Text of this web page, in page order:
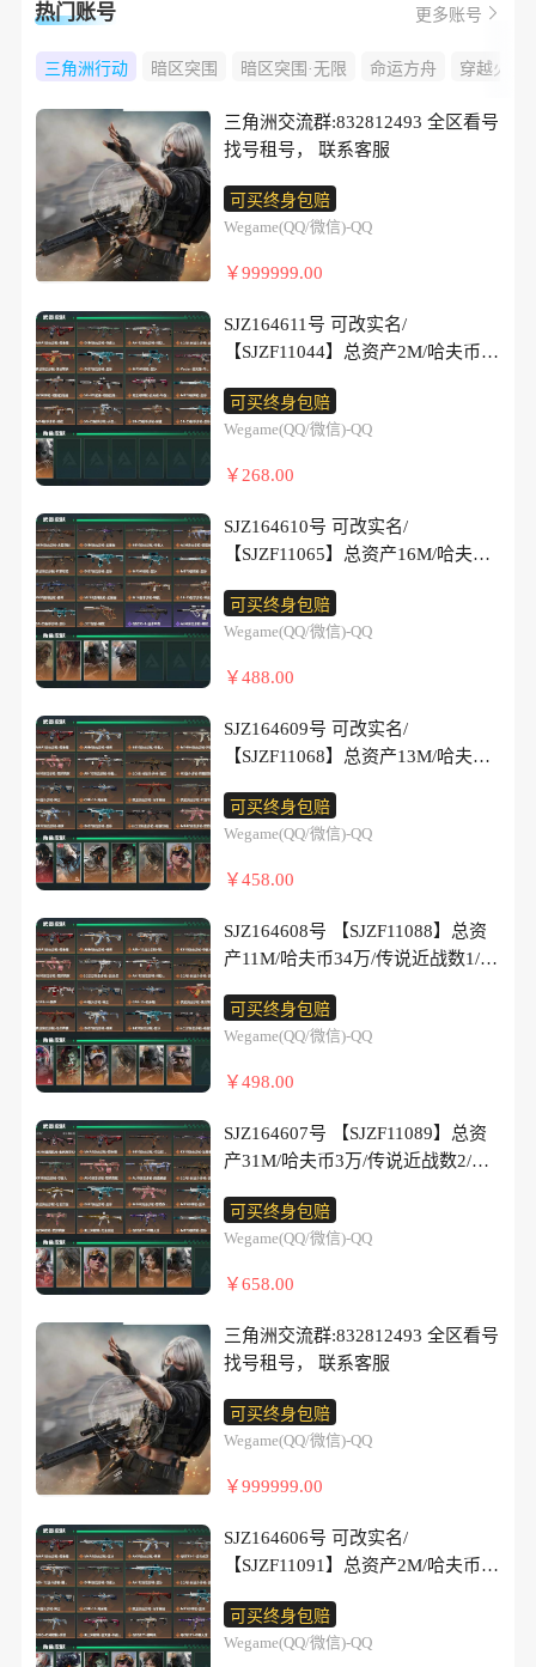
热门账号 更多账号
三角洲行动 暗区突围 暗区突围·无限 命运方舟 穿越火线
三角洲交流群:832812493 全区看号
找号租号， 联系客服
可买终身包赔
Wegame(QQ/微信)-QQ
￥999999.00
SJZ164611号 可改实名/
【SJZF11044】总资产2M/哈夫币2
等级15/行动等级60/安全箱等时效
性道具以游戏内数据为准，详情请
夜人/AK-12突击步枪-特斯拉线
圈/SCAR-H战斗步枪-启航/腾龙突
冰/MP5冲锋枪-墨冰/Vector冲锋枪-
能天使-午夜邮差/UZI冲锋枪-特斯
拉线圈/勇士冲锋枪-能天使-午夜邮
弹枪-墨冰/M14射手步枪-缄花/SR-
25射手步枪-水墨云图/SR-25射手步
枪-缄花/SR-25射手步枪-墨冰/AWM
狙击步枪-捞点薯条/.357左轮-缄
花/93R-捞点薯条/QBZ95-1突击步
枪-曙光/K416突击步枪-竞技
手/SCAR-H战斗步枪-国风/G3战斗
步枪-阿萨拉工艺/AS Val突击步枪-
术竞备/勇士冲锋枪-工业狂潮/M249
轻机枪-港口艺术家/QJB201轻机枪-
艺/ M14射手步枪-猛攻/PSG-1射手
步枪-港口艺术家/SV-98狙击步枪-
林中猎手/M700狙击步枪-蝮蛇/M7
战术小队/M4A1突击步枪-零
点/QBZ95-1突击步枪-公平竞
击步枪-开拓/SG552突击步枪-先
击步枪-战术行动/SCAR-H战斗步
枪-荣耀列队/SCAR-H战斗步枪-猛
攻/P90冲锋枪-盒你一起/P90冲锋枪-
浅鲨小队/Vector冲锋枪-先锋/SMG-
45冲锋枪-哈夫克卫队/SMG-45冲锋
枪-行动开启/SMG-45冲锋枪-幻影
锋枪-幻影结构/QJB201轻机枪-猛
攻/Mini-14射手步枪-荣耀列队/VSS
战术行动/M14射手步枪-医疗协
议/SR-25射手步枪-开拓/SR-9射手
可买终身包赔
Wegame(QQ/微信)-QQ
￥268.00
SJZ164610号 可改实名/
【SJZF11065】总资产16M/哈夫币
说枪皮数15/战场等级15/行动等级
60/安全箱等时效性道具以游戏内数
蓝-盾峰/近战-坠星者/近战-黑
鹰/AKM突击步枪-古墓丽影/K416
夜人/AUG突击步枪-西装暴徒/腾龙
突击步枪-旷野牧歌/K437突击步枪-
战术甲胄/M870霰弹枪-墨冰/PKM
者/M14射手步枪-缄花/SR-25射手步
枪-缄花/SR-25射手步枪-墨冰/.357
左轮-缄花/QBZ95-1突击步枪-战术
甲胄/AUG突击步枪-蝮蛇/AK-12突
击步枪-猛攻/SCAR-H战斗步枪-银
河/G3战斗步枪-哈夫克警备/AS Val
旧日审判/MK47突击步枪-暗金属骑
士/MCX LT突击步枪-户外达
算时刻/Vector冲锋枪-阿萨拉文
明/UZI冲锋枪-港口艺术家/SMG-45
击步枪-暗金属骑士/MP7冲锋枪-六
套之力/MK4冲锋枪-旧日审
判/M249轻机枪-港口艺术
射手步枪-猛攻/SR-25射手步枪-暗
金属骑士/杠杆式步枪-清算时刻/杠
鳄行动/SV-98狙击步枪-清算时
之鹰-曙光/G3战斗步枪-星之
彩/AKM突击步枪-铁血战魂/ AK-12
突击步枪-马年新春/AK-12突击步
枪-机械工业/SCAR-H战斗步枪-荣
耀列队/SCAR-H战斗步枪-猛
可买终身包赔
Wegame(QQ/微信)-QQ
￥488.00
SJZ164609号 可改实名/
【SJZF11068】总资产13M/哈夫币
说枪皮数37/战场等级16/行动等级
60/安全箱等时效性道具以游戏内数
破誓约/红狼-电锯惊魂/乌鲁鲁-荒原
猎手/蛊-不羁人生/疾风-西部往事/
者4级/近战-黑鹰/M4A1突击步枪-阿
米娅/AKM突击步枪-锦绣/K416突
猎时刻/AUG突击步枪-悠然茶
圈/SCAR-H战斗步枪-启航/G3战斗
步枪-狩猎时刻/G3战斗步枪-骑
士/CAR-15突击步枪-阿米娅/腾龙突
击步枪-马年祥瑞/腾龙突击步枪-旷
野牧歌/K437突击步枪-墨冰/K437
突击步枪-锦绣/KC17突击步枪-电锯
歇/MP5冲锋枪-墨冰/P90冲锋枪-医
生/Vector冲锋枪-狩猎时刻/UZI冲锋
歇/SMG-45冲锋枪-锦绣/SMG-45冲
锋枪-拾花/SR-3M紧凑突击步枪-特
邮差/QCQ171冲锋枪-不羁人
生/MK4冲锋枪-战术甲胄/M870霰
弹枪-墨冰/725双管霰弹枪-送葬人-
心/M14射手步枪-蛮荒/M14射手步
枪-缄花/SR-25射手步枪-缄花/SR-25
可买终身包赔
Wegame(QQ/微信)-QQ
￥458.00
SJZ164608号 【SJZF11088】总资
产11M/哈夫币34万/传说近战数1/干
9/行动等级60/安全箱等时效性道具
以游戏内数据为准，详情请看图/
名-守夜人/蜂医-医生/近战-暗星/近
战-黑鹰/M4A1突击步枪-阿米
步枪-鹅鸭杀/K416突击步枪-守夜
人/AUG突击步枪-悠然茶歇/SG552
特斯拉线圈/SCAR-H战斗步枪-启
步枪-骑士/CAR-15突击步枪-阿米
娅/腾龙突击步枪-捞点薯条/腾龙突
击步枪-马年祥瑞/K437突击步枪-墨
冰/K437突击步枪-锦绣/KC17突击
步枪-电锯惊魂/MK47突击步枪-悠
然茶歇/MK47突击步枪-暗星/MP5
生/Vector冲锋枪-能天使-午夜邮
差/UZI冲锋枪-特斯拉线圈/UZI冲锋
绣/SMG-45冲锋枪-拾花/SR-3M紧凑
突击步枪-特斯拉线圈/SR-3M紧凑
可买终身包赔
Wegame(QQ/微信)-QQ
￥498.00
SJZ164607号 【SJZF11089】总资
产31M/哈夫币3万/传说近战数2/干
数23/战场等级5/行动等级60/安全
箱等时效性道具以游戏内数据为
未结卷宗/露娜-劳拉·克劳馥/无名-
守夜人/近战-坠星者/近战-处刑者3
高手S2/M250通用机枪-电玩高手
S2(优品C)/M4A1突击步枪-阿米
突击步枪-坠星者/K416突击步枪-守
突击步枪-西装暴徒/SCAR-H战斗步
枪-启航/腾龙突击步枪-万金泪
冠/K437突击步枪-墨冰/MK47突击
步枪-悠然茶歇/MP5冲锋枪-墨
冰/UZI冲锋枪-悠然茶歇/勇士冲锋
可买终身包赔
Wegame(QQ/微信)-QQ
￥658.00
三角洲交流群:832812493 全区看号
找号租号， 联系客服
可买终身包赔
Wegame(QQ/微信)-QQ
￥999999.00
SJZ164606号 可改实名/
【SJZF11091】总资产2M/哈夫币12
枪皮数24/战场等级50/行动等级46/
安全箱等时效性道具以游戏内数据
可买终身包赔
Wegame(QQ/微信)-QQ